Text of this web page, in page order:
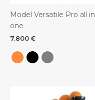
Model Versatile Pro all in
one
7.800 €